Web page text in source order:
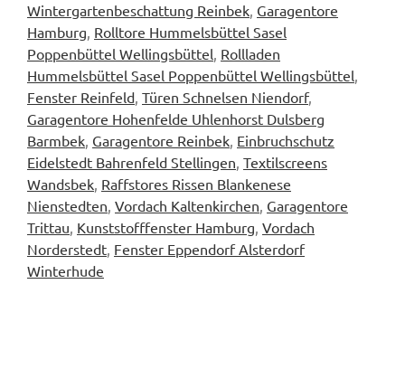
Wintergartenbeschattung Reinbek, Garagentore
Hamburg, Rolltore Hummelsbüttel Sasel
Poppenbüttel Wellingsbüttel, Rollladen
Hummelsbüttel Sasel Poppenbüttel Wellingsbüttel,
Fenster Reinfeld, Türen Schnelsen Niendorf,
Garagentore Hohenfelde Uhlenhorst Dulsberg
Barmbek, Garagentore Reinbek, Einbruchschutz
Eidelstedt Bahrenfeld Stellingen, Textilscreens
Wandsbek, Raffstores Rissen Blankenese
Nienstedten, Vordach Kaltenkirchen, Garagentore
Trittau, Kunststofffenster Hamburg, Vordach
Norderstedt, Fenster Eppendorf Alsterdorf
Winterhude